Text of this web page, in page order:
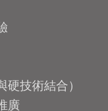
硬技術結合）
廣